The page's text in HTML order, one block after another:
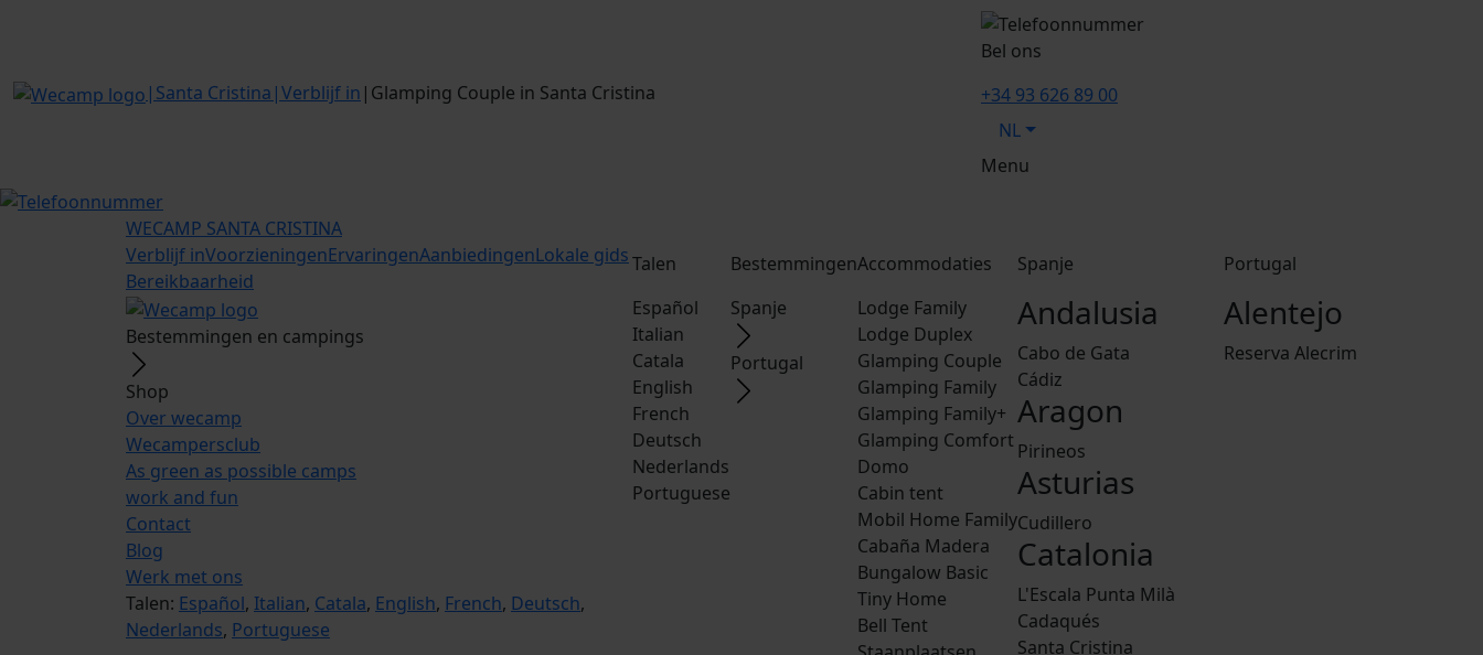
| Santa Cristina |Verblijf in | Glamping Couple in Santa Cristina
Bel ons
+34 93 626 89 00
NL
Menu
WECAMP SANTA CRISTINA
Verblijf inVoorzieningenErvaringenAanbiedingenLokale gids
Bereikbaarheid
Bestemmingen en campings
Shop
Over wecamp
Wecampersclub
As green as possible camps
work and fun
Contact
Blog
Werk met ons
Talen: Español, Italian, Catala, English, French, Deutsch,
Nederlands, Portuguese
Talen
Español
Italian
Catala
English
French
Deutsch
Nederlands
Portuguese
Bestemmingen
Spanje
Portugal
Accommodaties
Lodge Family
Lodge Duplex
Glamping Couple
Glamping Family
Glamping Family+
Glamping Comfort
Domo
Cabin tent
Mobil Home Family
Cabaña Madera
Bungalow Basic
Tiny Home
Bell Tent
Spanje
Andalusia
Cabo de Gata
Cádiz
Aragon
Pirineos
Asturias
Cudillero
Catalonia
L'Escala Punta Milà
Cadaqués
Santa Cristina
Portugal
Alentejo
Reserva Alecrim